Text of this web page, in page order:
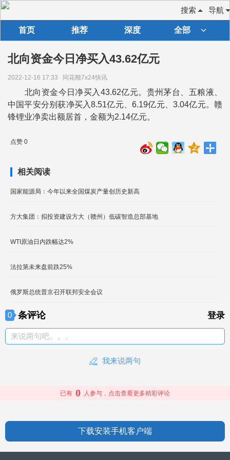
导航
搜索
首页 推荐 深度 全部
北向资金今日净买入43.62亿元
2022-12-16 17:33 同花顺7x24快讯
北向资金今日净买入43.62亿元。贵州茅台、五粮液、
中国平安分别获净买入8.51亿元、6.19亿元、3.04亿元。赣
锋锂业净卖出额居首，金额为2.14亿元。
点赞 0
相关阅读
国家能源局：今年以来全国煤炭产量创历史新高
方大集团：拟投资建设方大（赣州）低碳智造总部基地
WTI原油日内跌幅达2%
法拉第未来盘前跌25%
俄罗斯总统普京召开联邦安全会议
0 条评论 登录
来说两句吧。。。
我来说两句
已有 0 人参与，点击查看更多精彩评论
下载安装手机客户端